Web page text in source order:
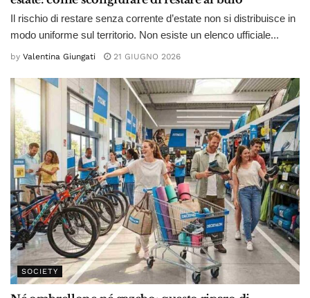
Il rischio di restare senza corrente d’estate non si distribuisce in
modo uniforme sul territorio. Non esiste un elenco ufficiale...
by Valentina Giungati 21 GIUGNO 2026
SOCIETY